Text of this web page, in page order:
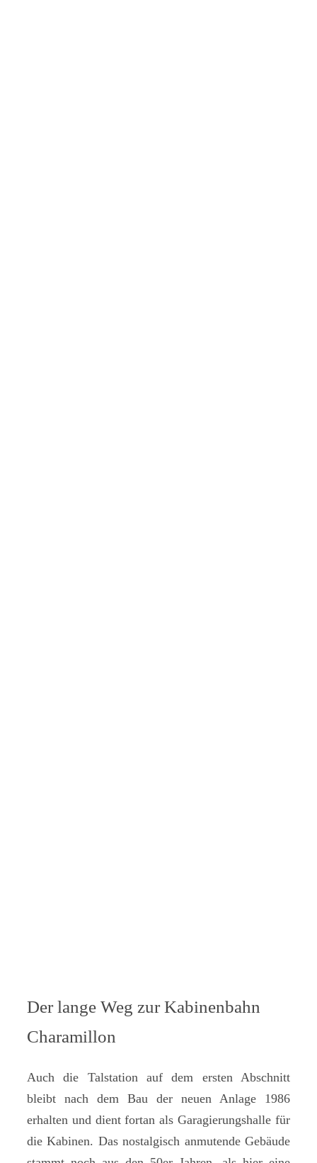
Der lange Weg zur Kabinenbahn
Charamillon
Auch die Talstation auf dem ersten Abschnitt
bleibt nach dem Bau der neuen Anlage 1986
erhalten und dient fortan als Garagierungshalle für
die Kabinen. Das nostalgisch anmutende Gebäude